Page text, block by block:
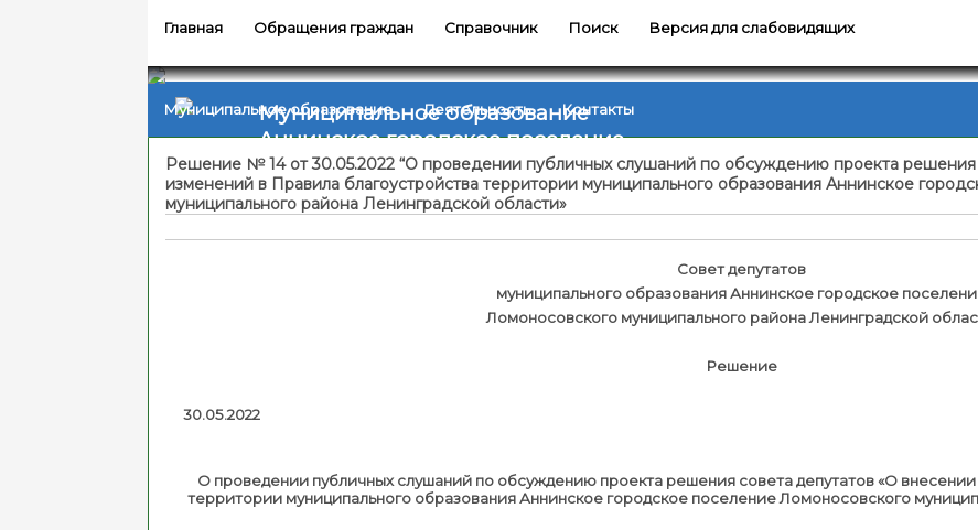
Главная Обращения граждан Справочник Поиск Версия для слабовидящих
Муниципальное образование
Аннинское городское поселение
Муниципальное образование Деятельность Контакты
Решение № 14 от 30.05.2022 “О проведении публичных слушаний по обсуждению проекта решения
изменений в Правила благоустройства территории муниципального образования Аннинское
муниципального района Ленинградской области»
Совет депутатов
муниципального образования Аннинское городское
Ломоносовского муниципального района Ленинградской
Решение
О проведении публичных слушаний по обсуждению проекта решения совета депутатов «О
территории муниципального образования Аннинское городское поселение Ломоносовского